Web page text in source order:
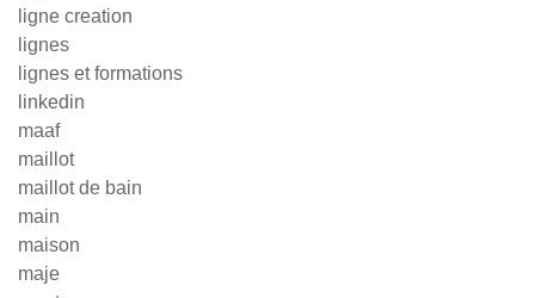
ligne creation
lignes
lignes et formations
linkedin
maaf
maillot
maillot de bain
main
maison
maje